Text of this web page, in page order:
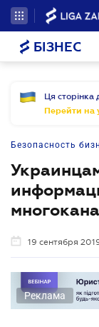
БІЗНЕС
Ця
Перейти на
Безопасность
19 сентября
Реклама